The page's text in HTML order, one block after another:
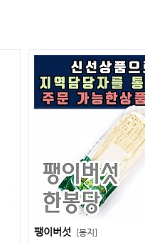
팽이버섯 [봉지]